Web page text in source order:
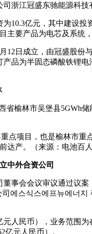
浙江冠盛东驰能源科
10.3亿元，其中建设
要产品为电芯及系统
12日成立，由冠盛股
品为半固态磷酸铁锂
省榆林市吴堡县5GWh
点项目，也是榆林市
达产。（来源：电池百人
中外合资公司
事会会议审议通过议
에스식스에프뉴에너
元人民币），业务范围
亿元人民币）。